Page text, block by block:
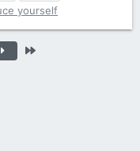
yourself